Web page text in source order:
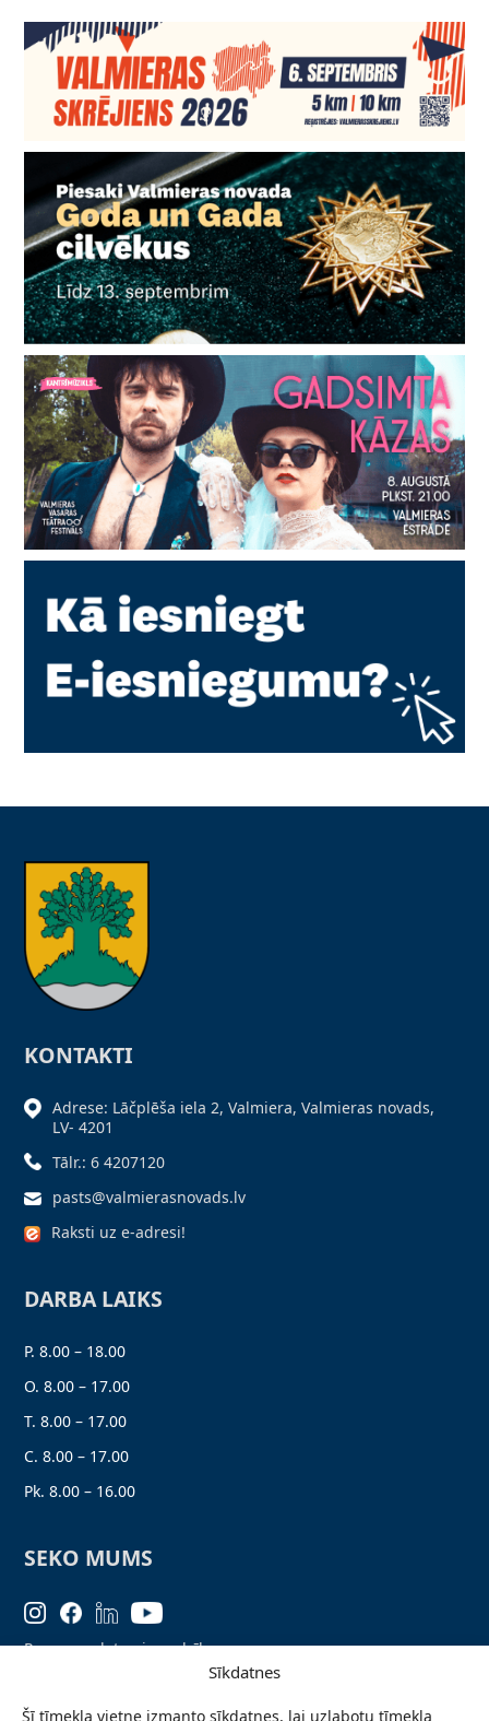
Sīkdatnes
Šī tīmekļa vietne izmanto sīkdatnes, lai uzlabotu tīmekļa
KONTAKTI
Adrese: Lāčplēša iela 2, Valmiera, Valmieras novads,
LV- 4201
Tālr.: 6 4207120
pasts@valmierasnovads.lv
Raksti uz e-adresi!
DARBA LAIKS
P. 8.00 – 18.00
O. 8.00 – 17.00
T. 8.00 – 17.00
C. 8.00 – 17.00
Pk. 8.00 – 16.00
SEKO MUMS
Personas datu aizsardzība